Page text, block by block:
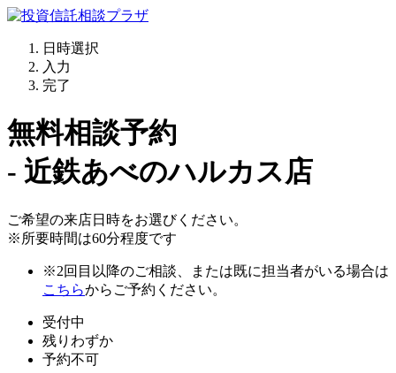
日時選択
入力
完了
無料相談予約
- 近鉄あべのハルカス店
ご希望の来店日時をお選びください。
※所要時間は60分程度です
※2回目以降のご相談、または既に担当者がいる場合は
こちらからご予約ください。
受付中
残りわずか
予約不可